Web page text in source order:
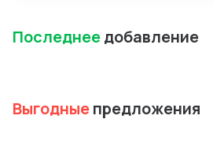
Последнеедобавление
Выгодныепредложения